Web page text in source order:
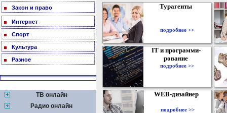
Закон и право
Интернет
Спорт
Культура
Разное
ТВ онлайн
Радио онлайн
Турагенты
подробнее >>
IT и программи-
рование
подробнее >>
WEB-дизайнер
подробнее >>